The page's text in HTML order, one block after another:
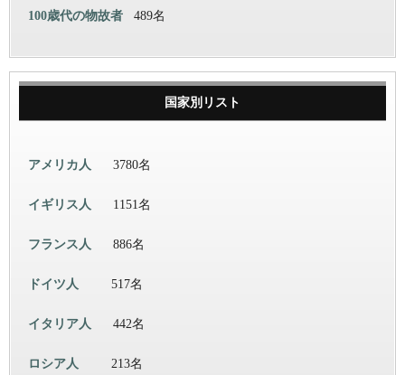
100歳代の物故者 489名
国家別リスト
アメリカ人 3780名
イギリス人 1151名
フランス人 886名
ドイツ人 517名
イタリア人 442名
ロシア人 213名